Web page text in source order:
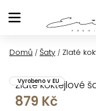
na
Domů / Šaty / Zlaté
Zlaté koktejlové
Vyrobeno v EU
879 Kč